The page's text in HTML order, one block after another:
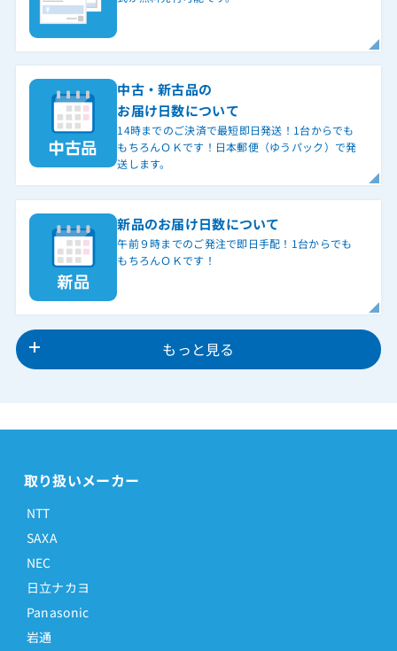
中古・新古品の
お届け日数について
14時までのご決済で最短即日発送！1台からでも
もちろんＯＫです！日本郵便（ゆうパック）で発
送します。
新品のお届け日数について
午前９時までのご発注で即日手配！1台からでも
もちろんＯＫです！
もっと見る
取り扱いメーカー
NTT
SAXA
NEC
日立ナカヨ
Panasonic
岩通